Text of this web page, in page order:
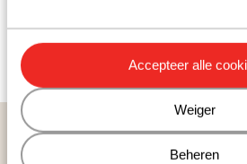
Accepteer alle
Weiger
Beheren
Vakanties Zonvakanties Kroatië
Villas Arausana & Antonina